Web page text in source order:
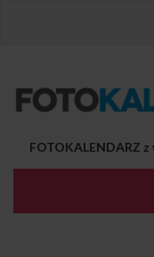
FOTOKALENDARZ